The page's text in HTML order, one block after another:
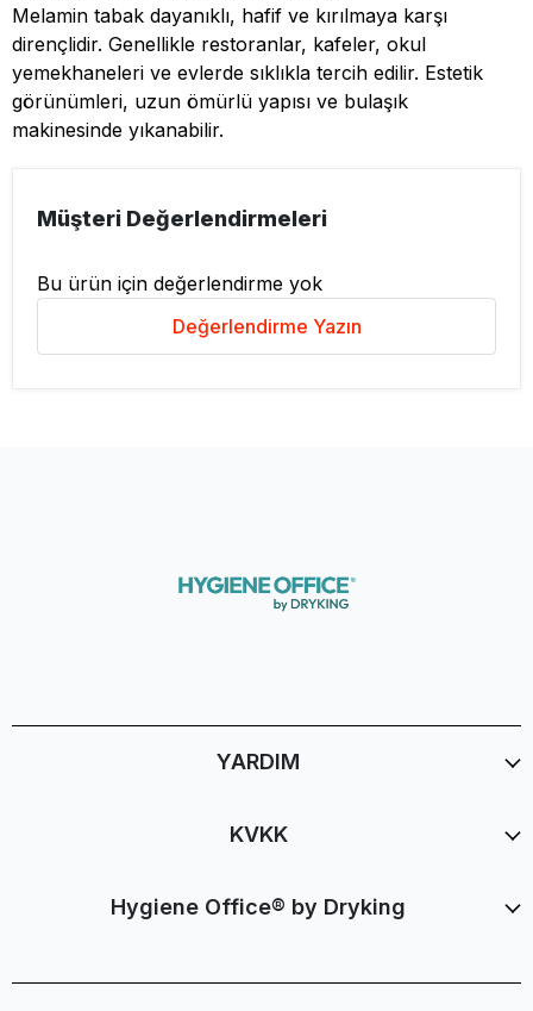
Melamin tabak dayanıklı, hafif ve kırılmaya karşı
dirençlidir. Genellikle restoranlar, kafeler, okul
yemekhaneleri ve evlerde sıklıkla tercih edilir. Estetik
görünümleri, uzun ömürlü yapısı ve bulaşık
makinesinde yıkanabilir.
Müşteri Değerlendirmeleri
Bu ürün için değerlendirme yok
Değerlendirme Yazın
YARDIM
KVKK
Hygiene Office® by Dryking